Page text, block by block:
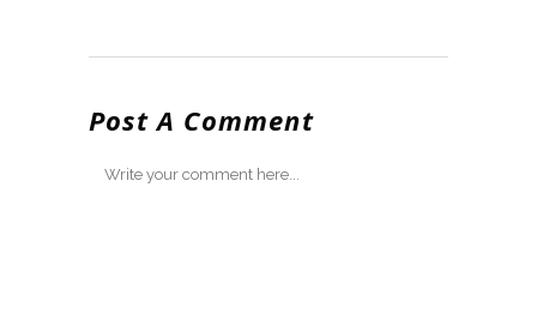
Post A Comment